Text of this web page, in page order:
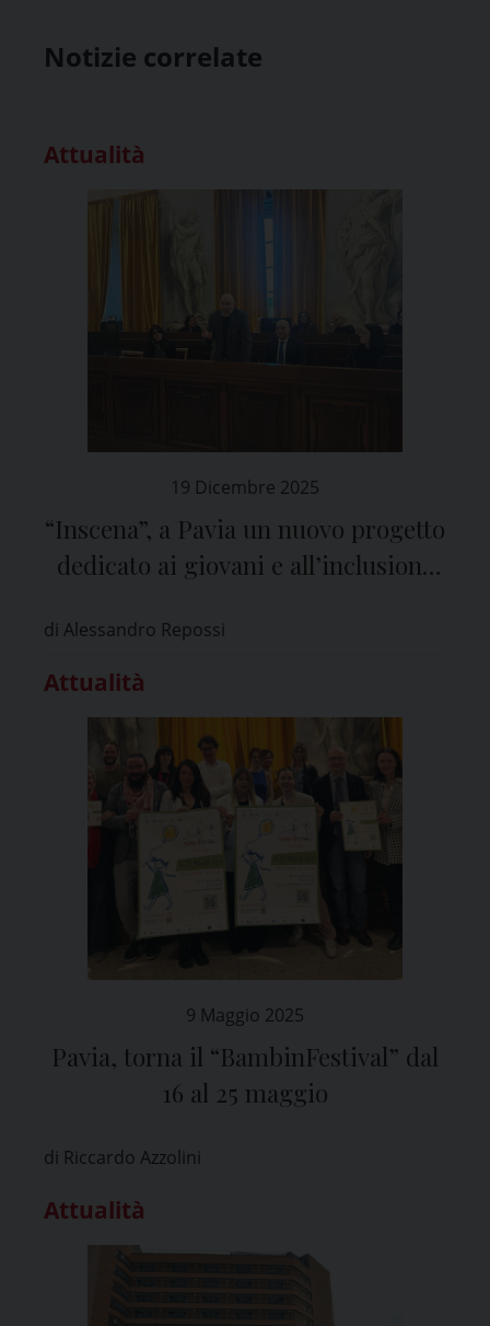
Notizie correlate
Attualità
19 Dicembre 2025
“Inscena”, a Pavia un nuovo progetto
dedicato ai giovani e all’inclusione
di Alessandro Repossi
Attualità
9 Maggio 2025
Pavia, torna il “BambinFestival” dal
16 al 25 maggio
di Riccardo Azzolini
Attualità